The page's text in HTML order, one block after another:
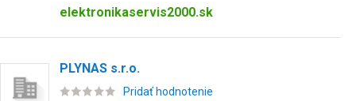
elektronikaservis2000.sk
PLYNAS s.r.o.
Pridať hodnotenie